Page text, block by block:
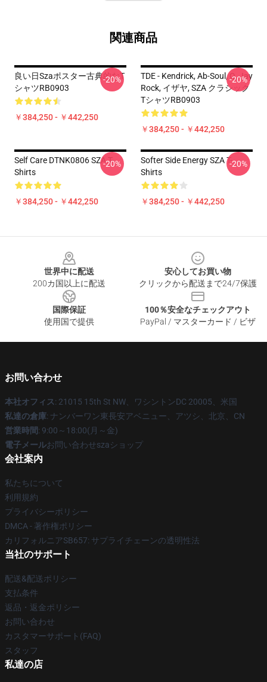
関連商品
良い日Szaポスター古典的なT
シャツRB0903
￥384,250 - ￥442,250
-20%
TDE - Kendrick, Ab-Soul, Q, Jay
Rock, イザヤ, SZA クラシック
TシャツRB0903
￥384,250 - ￥442,250
-20%
Self Care DTNK0806 SZA T-
Shirts
￥384,250 - ￥442,250
-20%
Softer Side Energy SZA T-
Shirts
￥384,250 - ￥442,250
-20%
世界中に配送
200カ国以上に配送
安心してお買い物
クリックから配送まで24/7保護
国際保証
使用国で提供
100％安全なチェックアウト
PayPal / マスターカード / ビザ
お問い合わせ
本社オフィス: 21015 15th St NW、ワシントンDC 20005、米国
私達の倉庫: ナンバーワン東長安アベニュー、アツシ、北京、CN
営業時間: 9:00～18:00(月～金)
電子メールお問い合わせszaショップ
会社案内
私たちについて
利用規約
プライバシーポリシー
DMCA - 著作権ポリシー
カリフォルニアSB657: サプライチェーンの透明性法
当社のサポート
配送&配送ポリシー
支払条件
返品・返金ポリシー
お問い合わせ
カスタマーサポート(FAQ)
スタッフ
私達の店